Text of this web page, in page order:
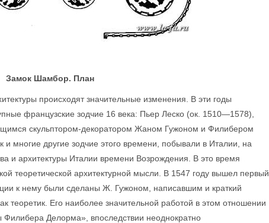
Замок Шамбор. План
происходят значительные изменения. В эти годы
французские зодчие 16 века: Пьер Леско (ок. 1510—1578),
скульптором-декоратором Жаном Гужоном и Филибером
многие другие зодчие этого времени, побывали в Италии, на
и архитектуры Италии времени Возрождения. В это время
теоретической архитектурной мысли. В 1547 году вышел первый
к нему были сделаны Ж. Гужоном, написавшим и краткий
теоретик. Его наиболее значительной работой в этом отношении
Филибера Делорма», впоследствии неоднократно